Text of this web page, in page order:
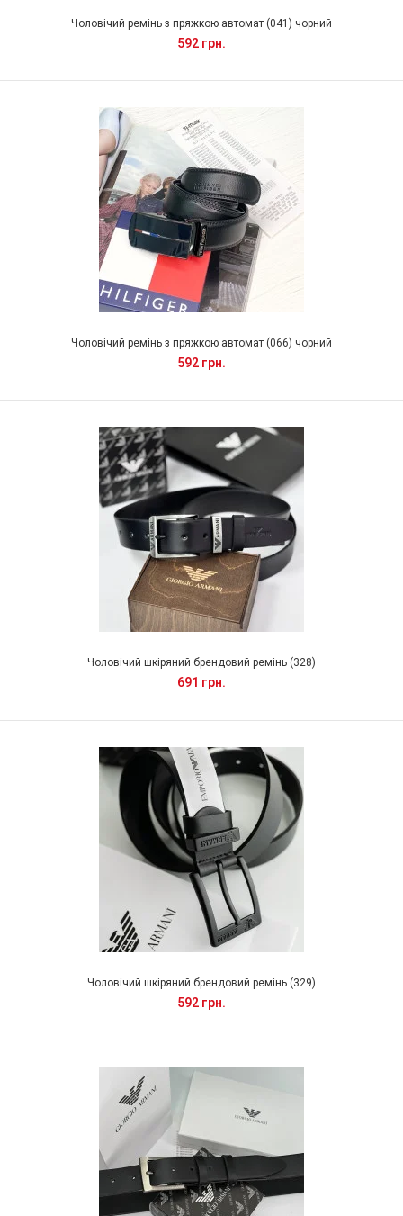
Чоловічий ремінь з пряжкою автомат (041) чорний
592 грн.
Чоловічий ремінь з пряжкою автомат (066) чорний
592 грн.
Чоловічий шкіряний брендовий ремінь (328)
691 грн.
Чоловічий шкіряний брендовий ремінь (329)
592 грн.